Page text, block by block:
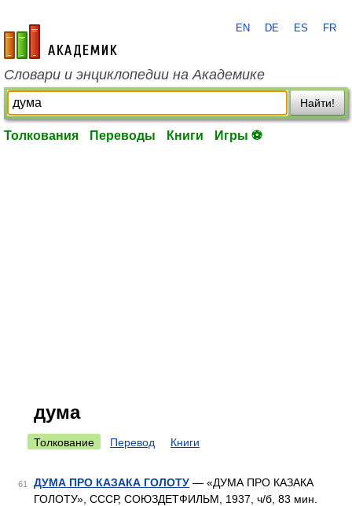
academic.ru
EN DE ES FR
Словари и энциклопедии на Академике
Найти!
Толкования Переводы Книги Игры ⚽
дума
Толкование Перевод Книги
61 ДУМА ПРО КАЗАКА ГОЛОТУ — «ДУМА ПРО КАЗАКА
ГОЛОТУ», СССР, СОЮЗДЕТФИЛЬМ, 1937, ч/б, 83 мин.